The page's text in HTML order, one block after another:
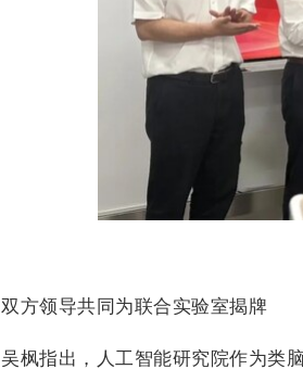
双方领导共同为联合实验室揭牌
吴枫指出，人工智能研究院作为类